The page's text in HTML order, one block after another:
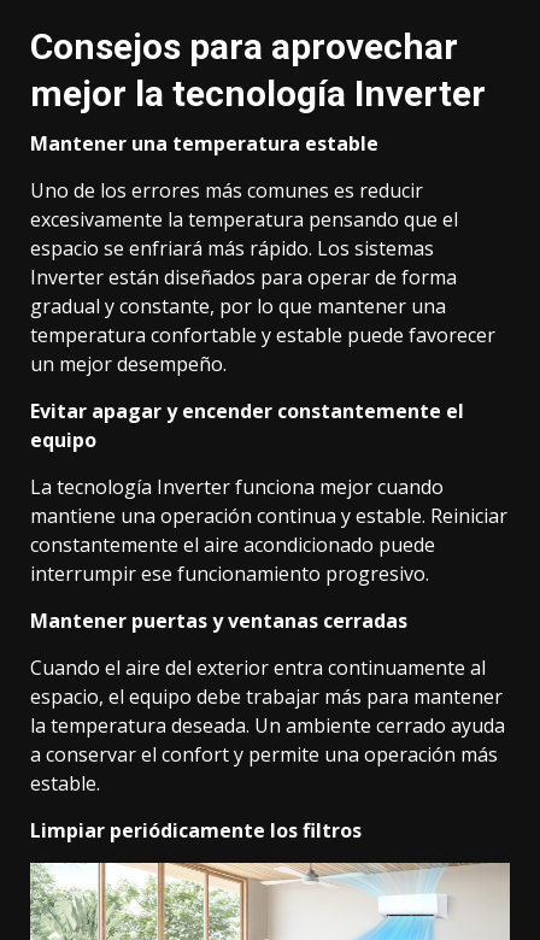
Consejos para aprovechar
mejor la tecnología Inverter
Mantener una temperatura estable
Uno de los errores más comunes es reducir
excesivamente la temperatura pensando que el
espacio se enfriará más rápido. Los sistemas
Inverter están diseñados para operar de forma
gradual y constante, por lo que mantener una
temperatura confortable y estable puede favorecer
un mejor desempeño.
Evitar apagar y encender constantemente el
equipo
La tecnología Inverter funciona mejor cuando
mantiene una operación continua y estable. Reiniciar
constantemente el aire acondicionado puede
interrumpir ese funcionamiento progresivo.
Mantener puertas y ventanas cerradas
Cuando el aire del exterior entra continuamente al
espacio, el equipo debe trabajar más para mantener
la temperatura deseada. Un ambiente cerrado ayuda
a conservar el confort y permite una operación más
estable.
Limpiar periódicamente los filtros